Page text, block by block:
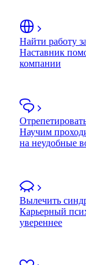
Найти работу
Наставник
компании
Научим
на неудобные
Вылечить
Карьерный
увереннее